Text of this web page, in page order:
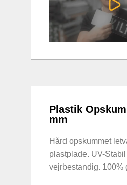
Plastik
mm
Hård opskummet
plastplade. UV-Stabil
vejrbestandig. 100%